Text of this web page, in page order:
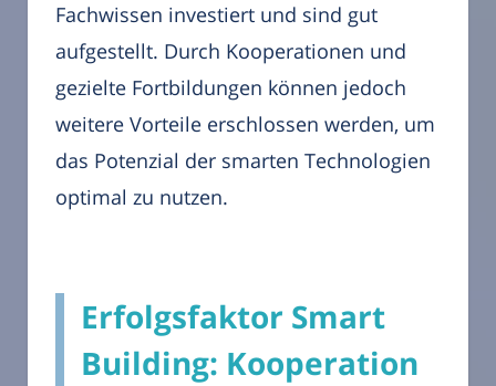
Fachwissen investiert und sind gut
aufgestellt. Durch Kooperationen und
gezielte Fortbildungen können jedoch
weitere Vorteile erschlossen werden, um
das Potenzial der smarten Technologien
optimal zu nutzen.
Erfolgsfaktor Smart
Building: Kooperation